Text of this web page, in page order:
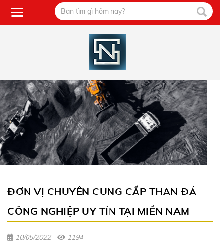
ĐƠN VỊ CHUYÊN CUNG CẤP THAN ĐÁ
CÔNG NGHIỆP UY TÍN TẠI MIỀN NAM
10/05/2022 1194